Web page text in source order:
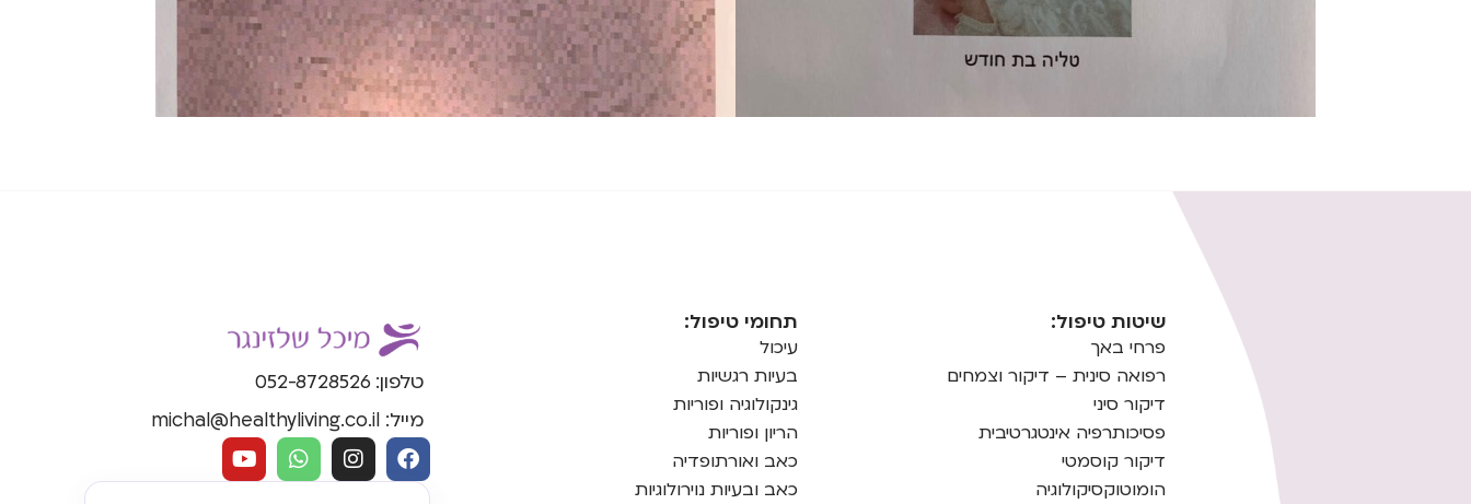
טלפון: 052-8728526
מייל: michal@healthyliving.co.il
תחומי טיפול:
עיכול
בעיות רגשיות
גינקולוגיה ופוריות
הריון ופוריות
כאב ואורתופדיה
כאב ובעיות נוירולוגיות
שיטות טיפול:
פרחי באך
רפואה סינית – דיקור וצמחים
דיקור סיני
פסיכותרפיה אינטגרטיבית
דיקור קוסמטי
הומוטוקסיקולוגיה